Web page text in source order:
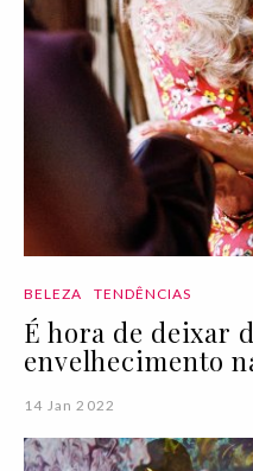
BELEZA TENDÊNCIAS
É hora de deixar
envelhecimento
14 Jan 2022